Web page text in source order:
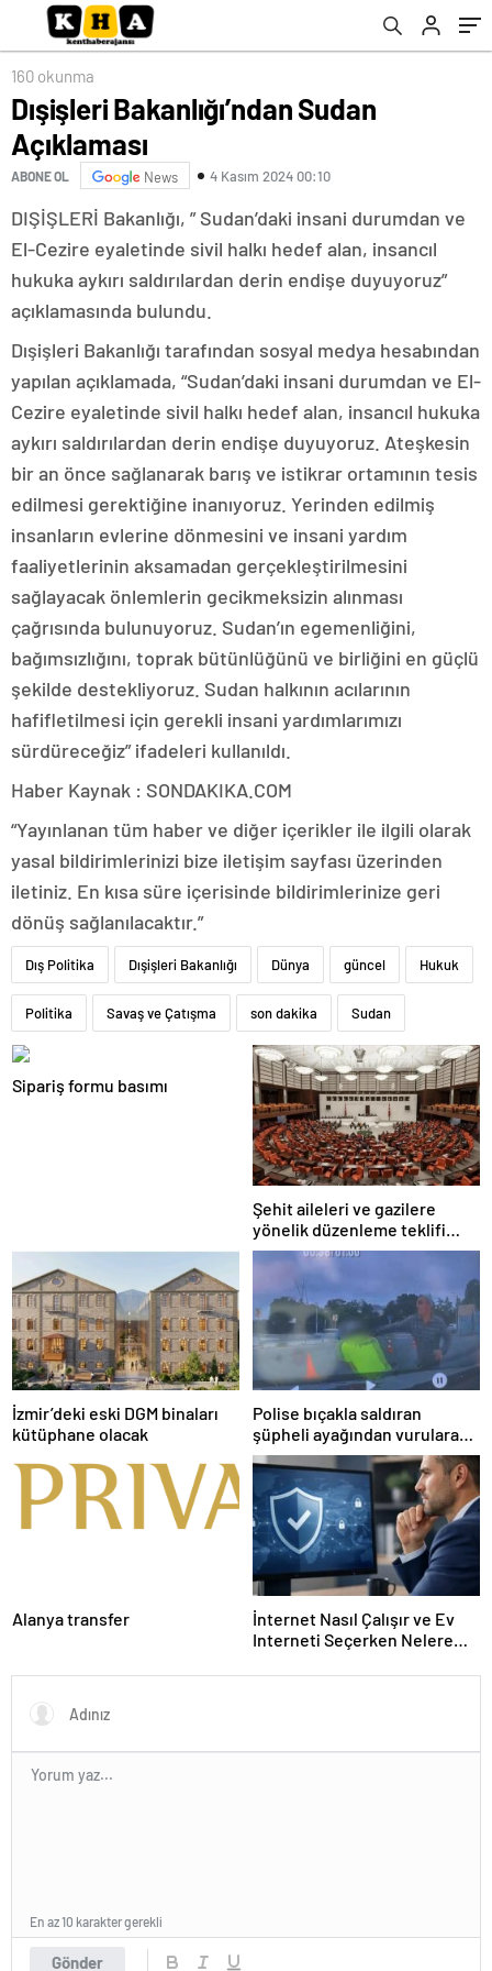
160 okunma
Dışişleri Bakanlığı’ndan Sudan
Açıklaması
ABONE OL News 4 Kasım 2024 00:10
DIŞİŞLERİ Bakanlığı, ” Sudan’daki insani durumdan ve
El-Cezire eyaletinde sivil halkı hedef alan, insancıl
hukuka aykırı saldırılardan derin endişe duyuyoruz”
açıklamasında bulundu.
Dışişleri Bakanlığı tarafından sosyal medya hesabından
yapılan açıklamada, “Sudan’daki insani durumdan ve El-
Cezire eyaletinde sivil halkı hedef alan, insancıl hukuka
aykırı saldırılardan derin endişe duyuyoruz. Ateşkesin
bir an önce sağlanarak barış ve istikrar ortamının tesis
edilmesi gerektiğine inanıyoruz. Yerinden edilmiş
insanların evlerine dönmesini ve insani yardım
faaliyetlerinin aksamadan gerçekleştirilmesini
sağlayacak önlemlerin gecikmeksizin alınması
çağrısında bulunuyoruz. Sudan’ın egemenliğini,
bağımsızlığını, toprak bütünlüğünü ve birliğini en güçlü
şekilde destekliyoruz. Sudan halkının acılarının
hafifletilmesi için gerekli insani yardımlarımızı
sürdüreceğiz” ifadeleri kullanıldı.
Haber Kaynak : SONDAKIKA.COM
“Yayınlanan tüm haber ve diğer içerikler ile ilgili olarak
yasal bildirimlerinizi bize iletişim sayfası üzerinden
iletiniz. En kısa süre içerisinde bildirimlerinize geri
dönüş sağlanılacaktır.”
Dış Politika Dışişleri Bakanlığı Dünya güncel Hukuk
Politika Savaş ve Çatışma son dakika Sudan
Sipariş formu basımı
Şehit aileleri ve gazilere
yönelik düzenleme teklifi
Meclis’te kabul edildi
İzmir’deki eski DGM binaları
kütüphane olacak
Polise bıçakla saldıran
şüpheli ayağından vurularak
yakalandı
Alanya transfer
İnternet Nasıl Çalışır ve Ev
Interneti Seçerken Nelere
Gönder
En az 10 karakter gerekli